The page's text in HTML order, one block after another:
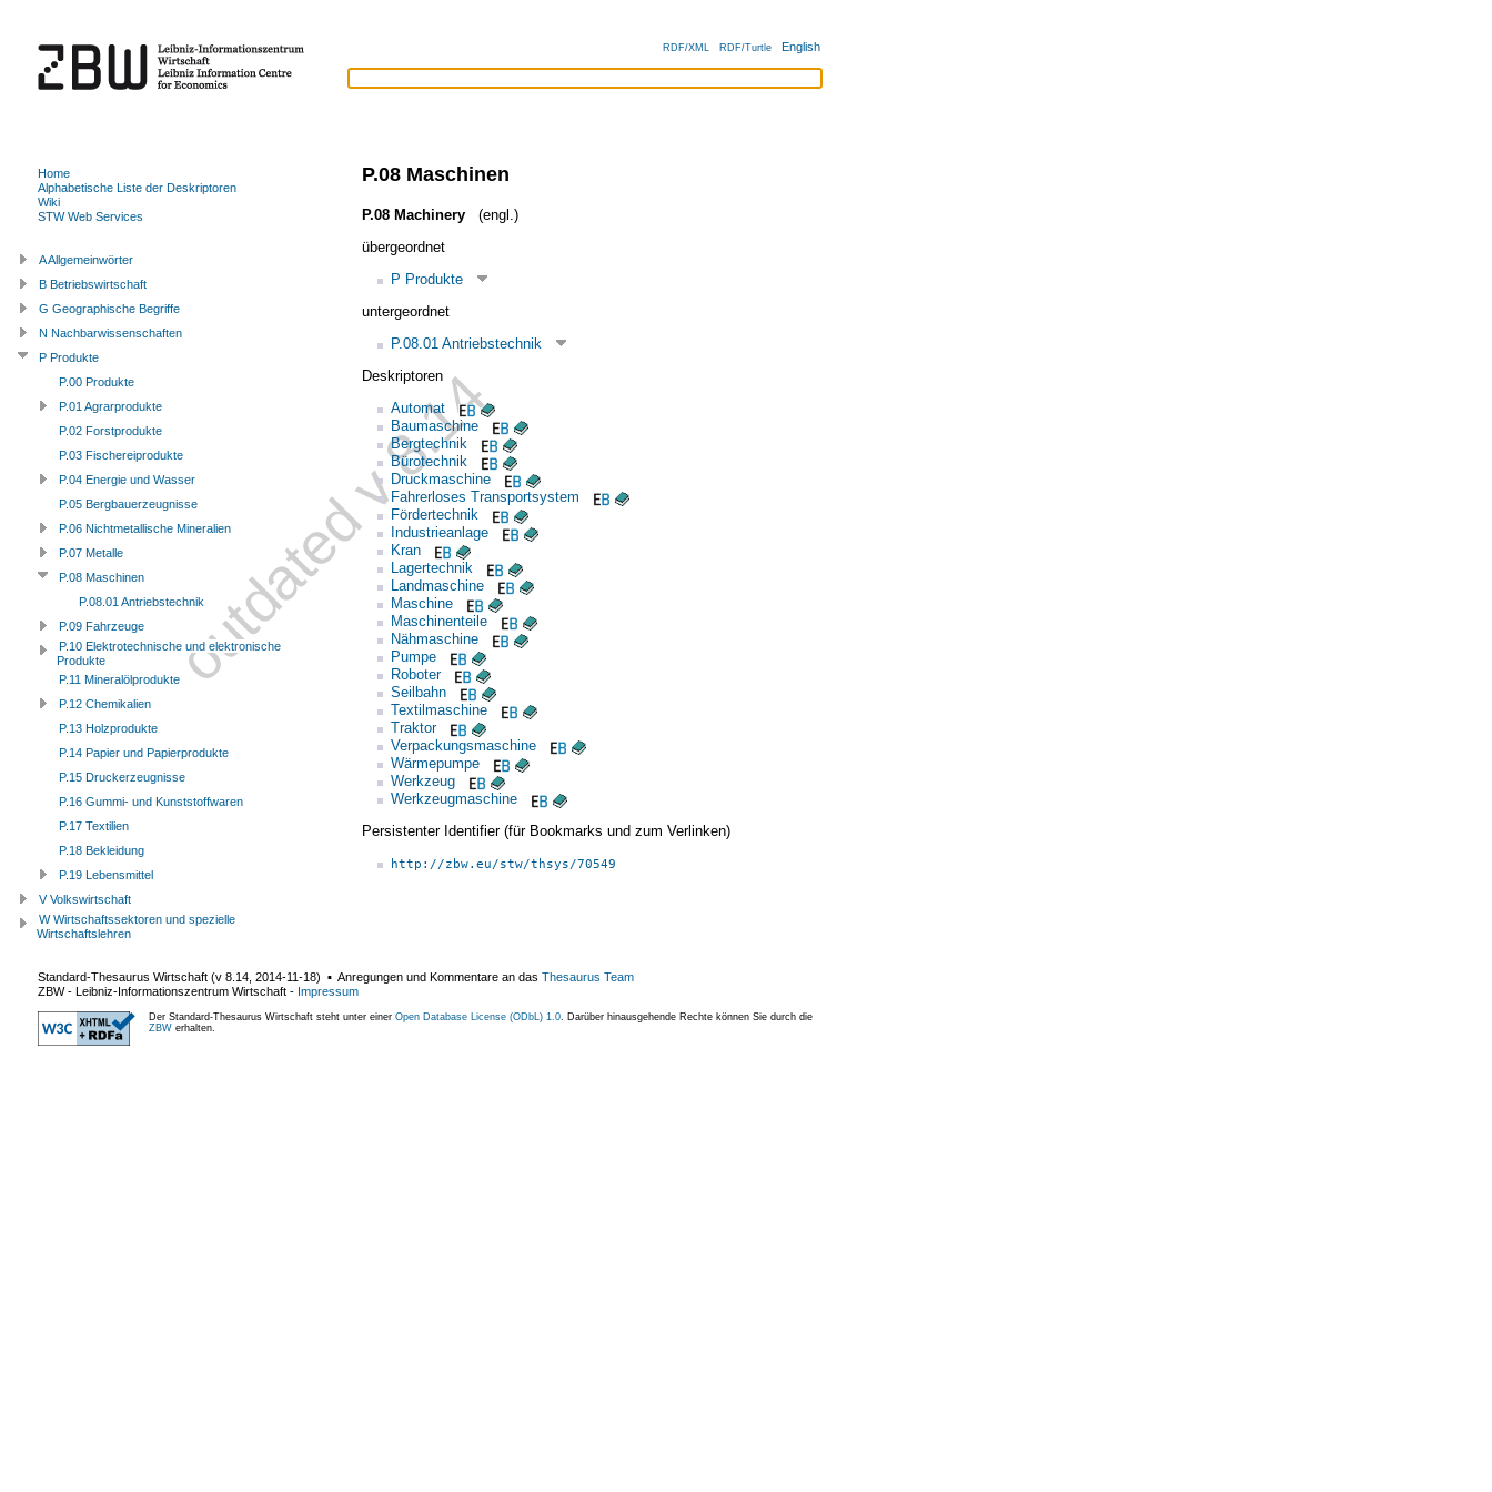
RDF/XML RDF/Turtle English
P.08 Maschinen
P.08 Machinery
(engl.)
übergeordnet
P Produkte
untergeordnet
P.08.01 Antriebstechnik
Deskriptoren
Automat
Baumaschine
Bergtechnik
Bürotechnik
Druckmaschine
Fahrerloses Transportsystem
Fördertechnik
Industrieanlage
Kran
Lagertechnik
Landmaschine
Maschine
Maschinenteile
Nähmaschine
Pumpe
Roboter
Seilbahn
Textilmaschine
Traktor
Verpackungsmaschine
Wärmepumpe
Werkzeug
Werkzeugmaschine
Persistenter Identifier (für Bookmarks und zum Verlinken)
http://zbw.eu/stw/thsys/70549
Home
Alphabetische Liste der Deskriptoren
Wiki
STW Web Services
A Allgemeinwörter
B Betriebswirtschaft
G Geographische Begriffe
N Nachbarwissenschaften
P Produkte
P.00 Produkte
P.01 Agrarprodukte
P.02 Forstprodukte
P.03 Fischereiprodukte
P.04 Energie und Wasser
P.05 Bergbauerzeugnisse
P.06 Nichtmetallische Mineralien
P.07 Metalle
P.08 Maschinen
P.08.01 Antriebstechnik
P.09 Fahrzeuge
P.10 Elektrotechnische und elektronische
Produkte
P.11 Mineralölprodukte
P.12 Chemikalien
P.13 Holzprodukte
P.14 Papier und Papierprodukte
P.15 Druckerzeugnisse
P.16 Gummi- und Kunststoffwaren
P.17 Textilien
P.18 Bekleidung
P.19 Lebensmittel
V Volkswirtschaft
W Wirtschaftssektoren und spezielle
Wirtschaftslehren
Standard-Thesaurus Wirtschaft (v 8.14 2014-11-18) ▪ Anregungen und Kommentare an das Thesaurus Team
ZBW - Leibniz-Informationszentrum Wirtschaft - Impressum
Der Standard-Thesaurus Wirtschaft steht unter einer Open Database License (ODbL) 1.0 . Darüber hinausgehende Rechte können Sie durch die
ZBW erhalten.